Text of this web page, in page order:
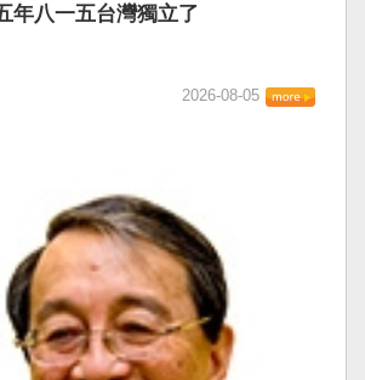
年八一五台灣獨立了
2026-08-05